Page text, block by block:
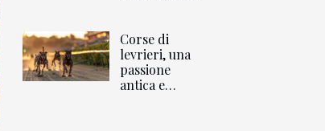
Corse di
levrieri, una
passione
antica e